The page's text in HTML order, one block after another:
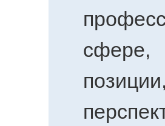
сфере,